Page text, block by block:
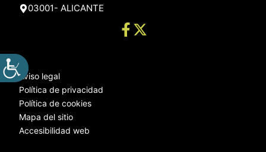
03001- ALICANTE
Aviso legal
Política de privacidad
Política de cookies
Mapa del sitio
Accesibilidad web